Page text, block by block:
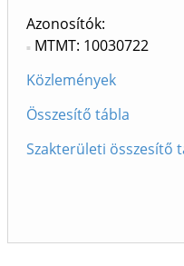
Azonosítók
MTMT: 10030722
Közlemények
Összesítő tábla
Szakterületi összesítő